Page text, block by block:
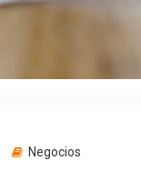
Negocios